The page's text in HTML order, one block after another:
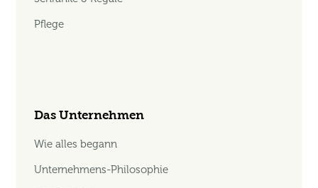
Pflege
Das Unternehmen
Wie alles begann
Unternehmens-Philosophie